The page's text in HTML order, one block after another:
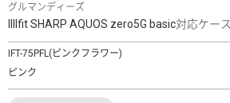
グルマンディーズ
IIIIfit SHARP AQUOS zero5G basic対応ケース
IFT-75PFL(ピンクフラワー)
ピンク